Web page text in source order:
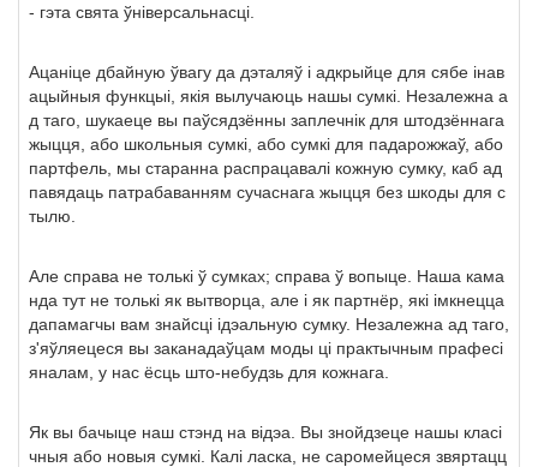
- гэта свята ўніверсальнасці.
Ацаніце дбайную ўвагу да дэталяў і адкрыйце для сябе інав
ацыйныя функцыі, якія вылучаюць нашы сумкі. Незалежна а
д таго, шукаеце вы паўсядзённы заплечнік для штодзённага
жыцця, або школьныя сумкі, або сумкі для падарожжаў, або
партфель, мы старанна распрацавалі кожную сумку, каб ад
павядаць патрабаванням сучаснага жыцця без шкоды для с
тылю.
Але справа не толькі ў сумках; справа ў вопыце. Наша кама
нда тут не толькі як вытворца, але і як партнёр, які імкнецца
дапамагчы вам знайсці ідэальную сумку. Незалежна ад таго,
з'яўляецеся вы заканадаўцам моды ці практычным прафесі
яналам, у нас ёсць што-небудзь для кожнага.
Як вы бачыце наш стэнд на відэа. Вы знойдзеце нашы класі
чныя або новыя сумкі. Калі ласка, не саромейцеся звяртацц